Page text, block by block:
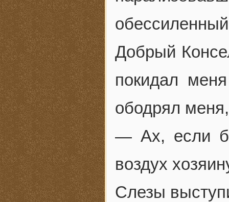
Добрый
покидал
ободрял
— Ах, если
воздух
Слезы